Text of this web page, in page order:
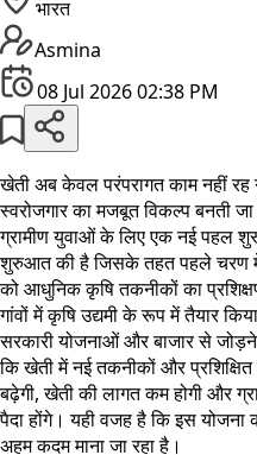
भारत
Asmina
08 Jul 2026 02:38 PM
खेती अब केवल परंपरागत काम नहीं
स्वरोजगार का मजबूत विकल्प बनती
ग्रामीण युवाओं के लिए एक नई पहल
शुरुआत की है जिसके तहत पहले चरण
को आधुनिक कृषि तकनीकों का
गांवों में कृषि उद्यमी के रूप में तैयार
सरकारी योजनाओं और बाजार से
कि खेती में नई तकनीकों और
बढ़ेगी, खेती की लागत कम होगी और
पैदा होंगे। यही वजह है कि इस योजना
अहम कदम माना जा रहा है।